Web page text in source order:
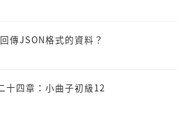
傳JSON格式的資料？
四章：小曲子初級12